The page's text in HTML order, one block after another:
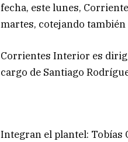
fecha, este lunes,
martes, cotejando
Corrientes Interior es
cargo de Santiago
Integran el plantel: Tobías